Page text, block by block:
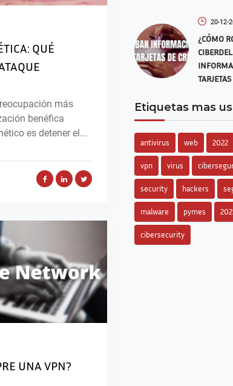
QUÉ
más
benéfica
es detener el...
UNA VPN?
20-12-
¿CÓMO
Etiquetas mas
antivirus web 2022
vpn virus
security hackers
malware pymes
cibersecurity